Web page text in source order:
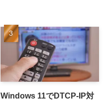
Windows 11でDTCP-IP対